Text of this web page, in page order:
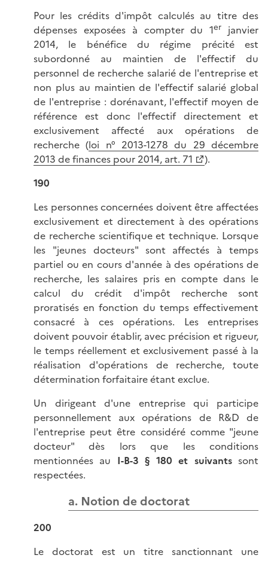
Pour les crédits d'impôt calculés au titre des
dépenses exposées à compter du 1er janvier
2014, le bénéfice du régime précité est
subordonné au maintien de l'effectif du
personnel de recherche salarié de l'entreprise et
non plus au maintien de l'effectif salarié global
de l'entreprise : dorénavant, l'effectif moyen de
référence est donc l'effectif directement et
exclusivement affecté aux opérations de
recherche (loi n° 2013-1278 du 29 décembre
2013 de finances pour 2014, art. 71
).
190
Les personnes concernées doivent être affectées
exclusivement et directement à des opérations
de recherche scientifique et technique. Lorsque
les "jeunes docteurs" sont affectés à temps
partiel ou en cours d'année à des opérations de
recherche, les salaires pris en compte dans le
calcul du crédit d'impôt recherche sont
proratisés en fonction du temps effectivement
consacré à ces opérations. Les entreprises
doivent pouvoir établir, avec précision et rigueur,
le temps réellement et exclusivement passé à la
réalisation d'opérations de recherche, toute
détermination forfaitaire étant exclue.
Un dirigeant d'une entreprise qui participe
personnellement aux opérations de R&D de
l'entreprise peut être considéré comme "jeune
docteur" dès lors que les conditions
mentionnées au I-B-3 § 180 et suivantssont
respectées.
a. Notion de doctorat
200
Le doctorat est un titre sanctionnant une